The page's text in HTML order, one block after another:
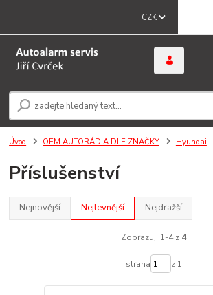
CZK
Úvod OEM AUTORÁDIA DLE ZNAČKY Hyundai
Příslušenství
Nejnovější Nejlevnější Nejdražší
Zobrazuji 1-4 z 4
strana z 1